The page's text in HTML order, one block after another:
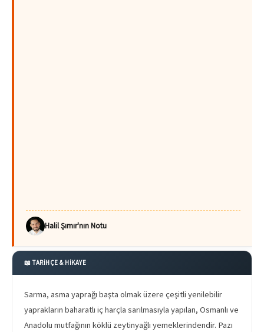
Halil Şımır'nın Notu
📖 TARİHÇE & HİKAYE
Sarma, asma yaprağı başta olmak üzere çeşitli yenilebilir
yaprakların baharatlı iç harçla sarılmasıyla yapılan, Osmanlı ve
Anadolu mutfağının köklü zeytinyağlı yemeklerindendir. Pazı